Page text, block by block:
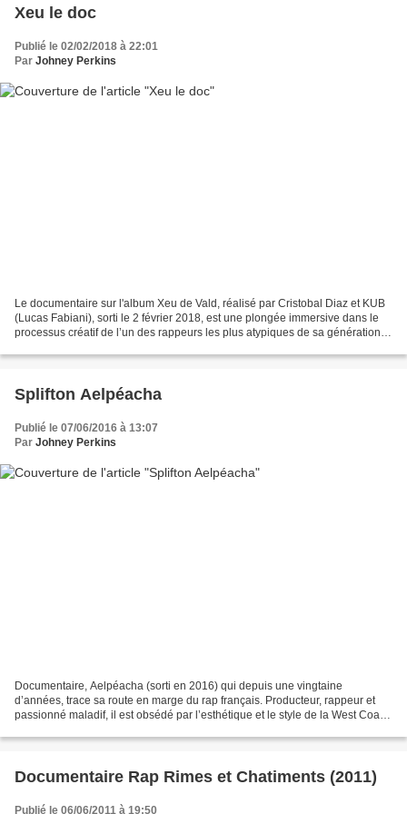
Xeu le doc
Publié le 02/02/2018 à 22:01
Par Johney Perkins
Le documentaire sur l'album Xeu de Vald, réalisé par Cristobal Diaz et KUB
(Lucas Fabiani), sorti le 2 février 2018, est une plongée immersive dans le
processus créatif de l’un des rappeurs les plus atypiques de sa génération.
Splifton Aelpéacha
Publié le 07/06/2016 à 13:07
Par Johney Perkins
Documentaire, Aelpéacha (sorti en 2016) qui depuis une vingtaine
d’années, trace sa route en marge du rap français. Producteur, rappeur et
passionné maladif, il est obsédé par l’esthétique et le style de la West Coast
Documentaire Rap Rimes et Chatiments (2011)
Publié le 06/06/2011 à 19:50